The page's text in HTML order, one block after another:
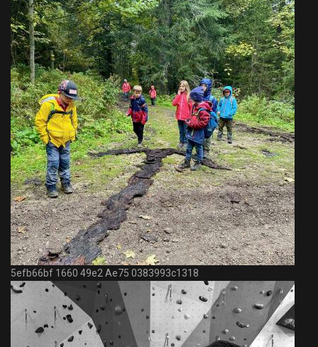
5efb66bf 1660 49e2 Ae75 0383993c1318